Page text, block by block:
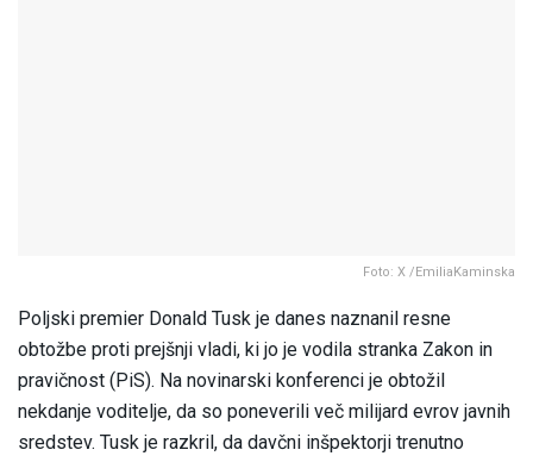
Foto: X /EmiliaKaminska
Poljski premier Donald Tusk je danes naznanil resne
obtožbe proti prejšnji vladi, ki jo je vodila stranka Zakon in
pravičnost (PiS). Na novinarski konferenci je obtožil
nekdanje voditelje, da so poneverili več milijard evrov javnih
sredstev. Tusk je razkril, da davčni inšpektorji trenutno